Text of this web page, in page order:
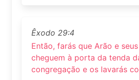
Êxodo 29:4
Então, farás que Arão e
cheguem à porta da tenda
congregação e os lavarás